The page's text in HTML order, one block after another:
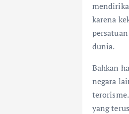
karena
dunia.
Bahkan
negara
yang